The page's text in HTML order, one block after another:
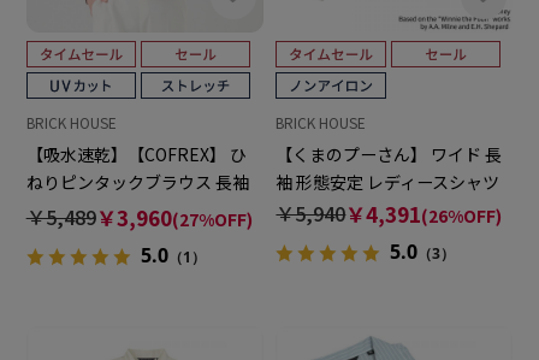
BRICK HOUSE
【吸水速乾】【COFREX】 ひ
ねりピンタックブラウス 長袖
レディースデザインシャツ
￥5,489￥3,960(27%OFF)
5.0（1）
BRICK HOUSE
【くまのプーさん】 ワイド 長
袖 形態安定 レディースシャツ
￥5,940￥4,391(26%OFF)
5.0 （3）